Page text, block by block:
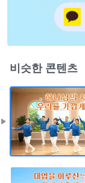
비슷한 콘텐츠